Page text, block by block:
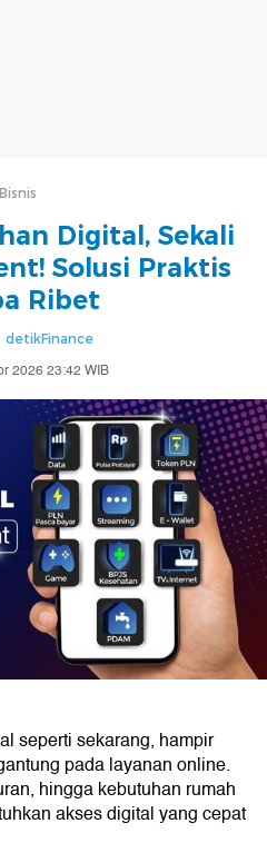
Digital, Sekali
Solusi Praktis
Ribet
detikFinance
2026 23:42 WIB
seperti sekarang, hampir
pada layanan online.
hingga kebutuhan rumah
akses digital yang cepat